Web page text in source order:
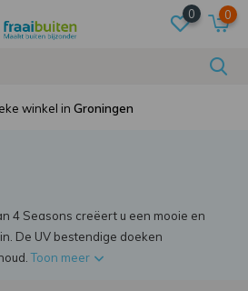
0 0
winkel inGroningen
4 Seasons creëert u een mooie en
De UV bestendige doeken
Toon meer